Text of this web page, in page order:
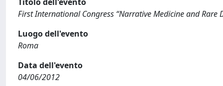
First International Congress “Narrative Medicine and Rare
Luogo dell'evento
Roma
Data dell'evento
04/06/2012